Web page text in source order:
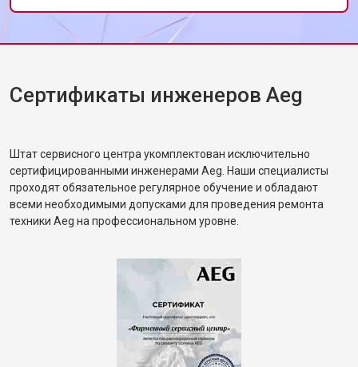
рекомендации по загрузке белья. Жена
сказала, что машинка будто новая.
Сертификаты инженеров Aeg
Штат сервисного центра укомплектован исключительно
сертифицированными инженерами Aeg. Наши специалисты
проходят обязательное регулярное обучение и обладают
всеми необходимыми допусками для проведения ремонта
техники Aeg на профессиональном уровне.